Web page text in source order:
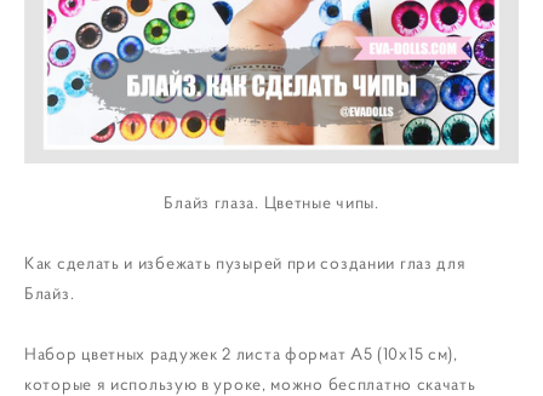
Блайз глаза. Цветные чипы.
Как сделать и избежать пузырей при создании глаз для
Блайз.
Набор цветных радужек2 листа формат А5 (10х15 см),
которые я использую в уроке, можно бесплатно скачать